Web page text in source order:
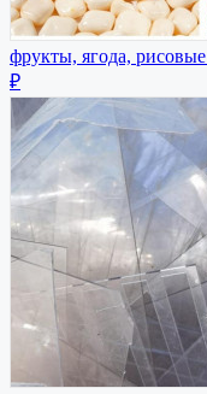
фрукты, ягода,
₽